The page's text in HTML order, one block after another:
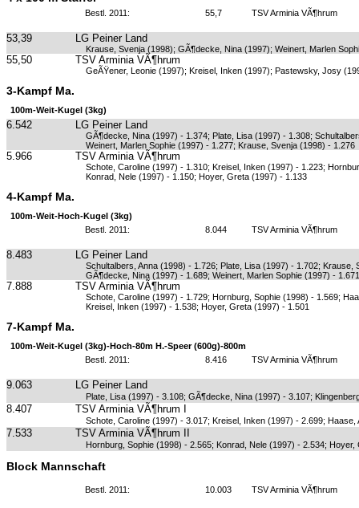
Bestl. 2011: 55,7 TSV Arminia VÃ¶hrum
53,39 LG Peiner Land
Krause, Svenja (1998); GÃ¶decke, Nina (1997); Weinert, Marlen
55,50 TSV Arminia VÃ¶hrum
GeÃŸener, Leonie (1997); Kreisel, Inken (1997); Pastewsky, Josy
3-Kampf Ma.
100m-Weit-Kugel (3kg)
6.542 LG Peiner Land
GÃ¶decke, Nina (1997) - 1.374; Plate, Lisa (1997) - 1.308;
Weinert, Marlen Sophie (1997) - 1.277; Krause, Svenja (1998) - 1.276
5.966 TSV Arminia VÃ¶hrum
Schote, Caroline (1997) - 1.310; Kreisel, Inken (1997) - 1.223;
Konrad, Nele (1997) - 1.150; Hoyer, Greta (1997) - 1.133
4-Kampf Ma.
100m-Weit-Hoch-Kugel (3kg)
Bestl. 2011:
8.044 TSV Arminia VÃ¶hrum
8.483 LG Peiner Land
Schultalbers, Anna (1998) - 1.726; Plate, Lisa (1997) - 1.702; Krause,
GÃ¶decke, Nina (1997) - 1.689; Weinert, Marlen Sophie (1997) - 1.671
7.888 TSV Arminia VÃ¶hrum
Schote, Caroline (1997) - 1.729; Hornburg, Sophie (1998) - 1.569;
Kreisel, Inken (1997) - 1.538; Hoyer, Greta (1997) - 1.501
7-Kampf Ma.
100m-Weit-Kugel (3kg)-Hoch-80m H.-Speer (600g)-800m
Bestl. 2011:
8.416 TSV Arminia VÃ¶hrum
9.063 LG Peiner Land
Plate, Lisa (1997) - 3.108; GÃ¶decke, Nina (1997) - 3.107;
8.407 TSV Arminia VÃ¶hrum I
Schote, Caroline (1997) - 3.017; Kreisel, Inken (1997) - 2.699; Haase,
7.533 TSV Arminia VÃ¶hrum II
Hornburg, Sophie (1998) - 2.565; Konrad, Nele (1997) - 2.534;
Block Mannschaft
Bestl. 2011: 10.003 TSV Arminia VÃ¶hrum